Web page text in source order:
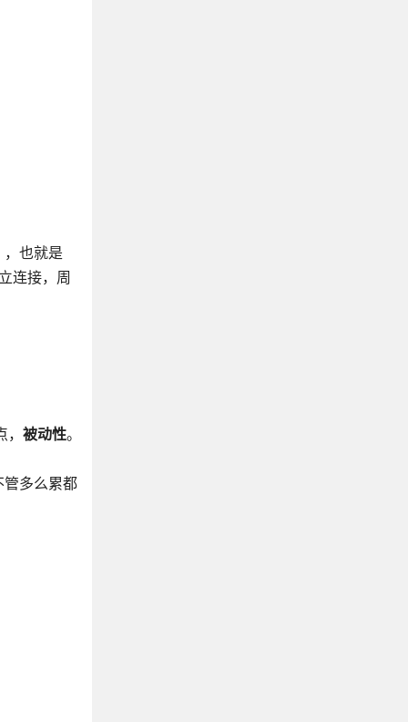
也就是
连接，周
被动性。
多么累都